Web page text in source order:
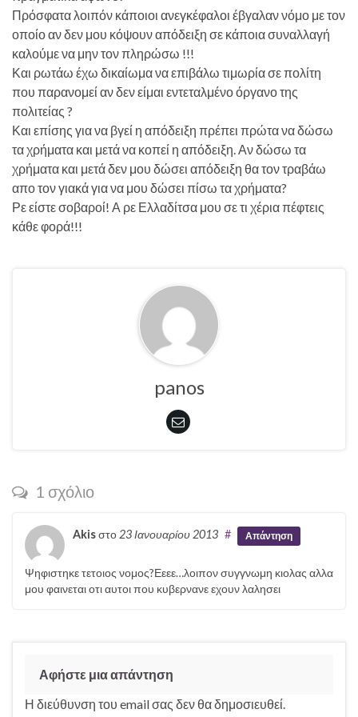
Πρόσφατα λοιπόν κάποιοι ανεγκέφαλοι έβγαλαν νόμο με τον
οποίο αν δεν μου κόψουν απόδειξη σε κάποια συναλλαγή
καλούμε να μην τον πληρώσω !!!
Και ρωτάω έχω δικαίωμα να επιβάλω τιμωρία σε πολίτη
που παρανομεί αν δεν είμαι εντεταλμένο όργανο της
πολιτείας ?
Και επίσης για να βγεί η απόδειξη πρέπει πρώτα να δώσω
τα χρήματα και μετά να κοπεί η απόδειξη. Αν δώσω τα
χρήματα και μετά δεν μου δώσει απόδειξη θα τον τραβάω
απο τον γιακά για να μου δώσει πίσω τα χρήματα?
Ρε είστε σοβαροί! Α ρε Ελλαδίτσα μου σε τι χέρια πέφτεις
κάθε φορά!!!
panos
1 σχόλιο
Akisστο 23 Ιανουαρίου 2013 # Απάντηση
Ψηφιστηκε τετοιος νομος?Εεεε…λοιπον συγγνωμη κιολας αλλα
μου φαινεται οτι αυτοι που κυβερνανε εχουν λαλησει
Αφήστε μια απάντηση
Η διεύθυνση του email σας δεν θα δημοσιευθεί.